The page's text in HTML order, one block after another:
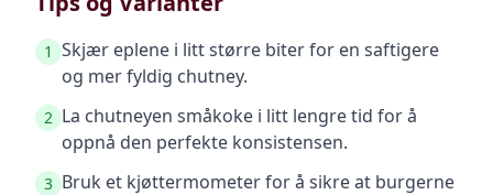
1 Skjær eplene i litt større biter for en saftigere
og mer fyldig chutney.
2 La chutneyen småkoke i litt lengre tid for å
oppnå den perfekte konsistensen.
3 Bruk et kjøttermometer for å sikre at burgerne